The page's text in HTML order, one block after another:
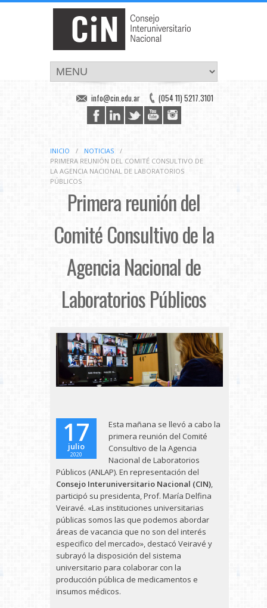
(054 11) 5217.3101
info@cin.edu.ar
INICIO / NOTICIAS
/
PRIMERA REUNIÓN DEL COMITÉ CONSULTIVO DE
LA AGENCIA NACIONAL DE LABORATORIOS
PÚBLICOS
Primera reunión del
Comité Consultivo de la
Agencia Nacional de
Laboratorios Públicos
17
julio
2020
Esta mañana se llevó a cabo la
primera reunión del Comité
Consultivo de la Agencia
Nacional de Laboratorios
Públicos (ANLAP). En representación del
Consejo Interuniversitario Nacional (CIN),
participó su presidenta, Prof. María Delfina
Veiravé. «Las instituciones universitarias
públicas somos las que podemos abordar
áreas de vacancia que no son del interés
especifico del mercado», destacó Veiravé y
subrayó la disposición del sistema
universitario para colaborar con la
producción pública de medicamentos e
insumos médicos.